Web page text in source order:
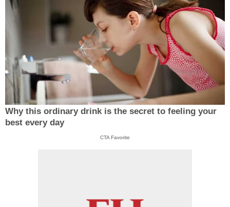
Why this ordinary drink is the secret to feeling your
best every day
CTA Favorite